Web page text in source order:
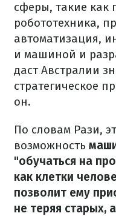
сферы, такие как
робототехника,
автоматизация,
и машиной и
даст Австралии
стратегическое
он.
По словам Рази,
возможность
"обучаться на
как клетки
позволит ему
не теряя старых,